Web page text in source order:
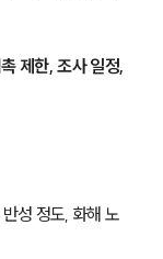
제한, 조사 일정,
성 정도, 화해 노